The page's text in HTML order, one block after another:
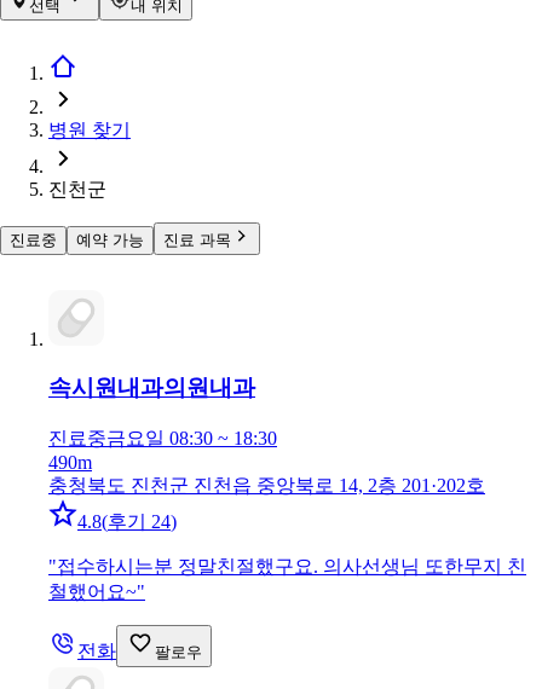
선택 내 위치
병원 찾기
진천군
진료중 예약 가능 진료 과목
속시원내과의원내과
진료중금요일 08:30 ~ 18:30
490m
충청북도 진천군 진천읍 중앙북로 14, 2층 201·202호
4.8(후기 24)
"접수하시는분 정말친절했구요. 의사선생님 또한무지 친
철했어요~"
전화 팔로우